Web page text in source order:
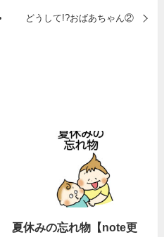
どうして!?おばあちゃん②
夏休みの忘れ物【note更